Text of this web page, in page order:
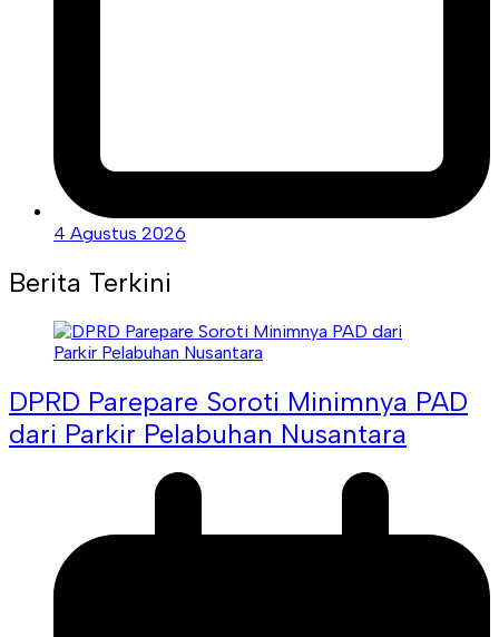
4 Agustus 2026
Berita Terkini
DPRD Parepare Soroti Minimnya PAD
dari Parkir Pelabuhan Nusantara